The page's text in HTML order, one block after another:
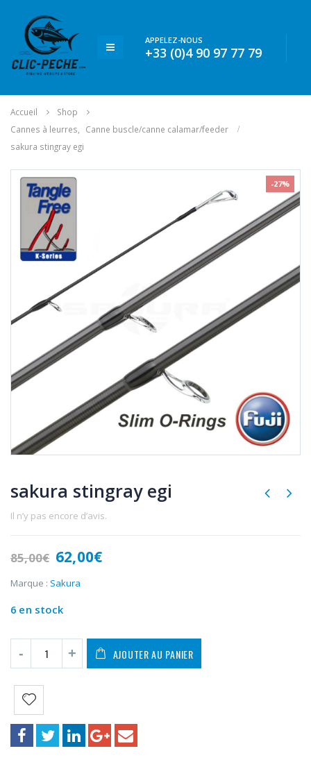
APPELEZ-NOUS
+33 (0)4 90 97 77 79
Accueil
Shop
Cannes à leurres
Canne buscle/canne calamar/feeder
sakura stingray egi
-27%
sakura stingray egi
Il n’y pas encore d’avis.
85,00€ Le
prix
initial
85,00€.
62,00€Le
Marque : Sakura
6 en stock
AJOUTER AU PANIER